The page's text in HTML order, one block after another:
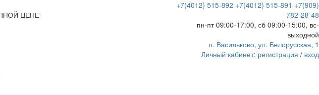
ЦЕНЕ
+7(4012) 515-892 +7(4012) 515-891 +7(909)
782-28-48
пн-пт 09:00-17:00, сб 09:00-15:00, вс-
выходной
п. Васильково, ул. Белорусская, 1
Личный кабинет: регистрация / вход